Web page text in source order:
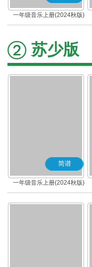
一年级音乐上册(2024秋版)
苏少版
简谱
一年级音乐上册(2024秋版)
(简谱)